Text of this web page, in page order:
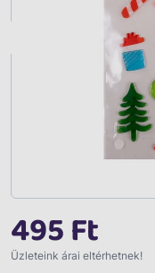
495 Ft
Üzleteink árai eltérhetnek!